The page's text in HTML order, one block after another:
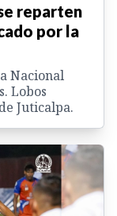
reparten
por la
Nacional
Lobos
Juticalpa.